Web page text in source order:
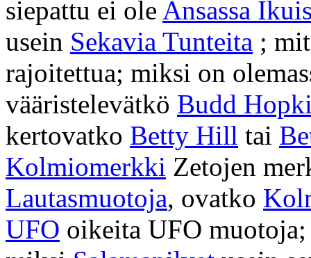
siepattu ei ole Ansassa
usein Sekavia Tunteita ;
rajoitettua; miksi on
vääristelevätkö Budd
kertovatko Betty Hill tai
Kolmiomerkki Zetojen
Lautasmuotoja, ovatko
UFO oikeita UFO